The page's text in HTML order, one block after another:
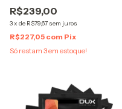
R$239,00
3x de R$79,67 sem juros
R$227,05 com Pix
Só restam 3em estoque!